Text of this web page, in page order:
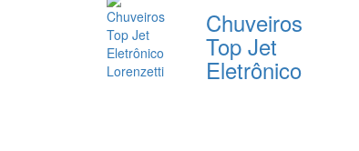
Chuveiros
Top Jet
Eletrônico